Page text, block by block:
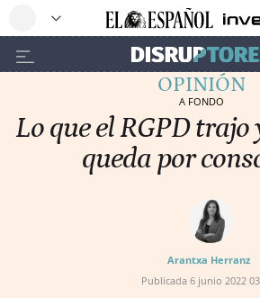
OPINIÓN
A FONDO
Lo que el RGPD trajo
queda por
Arantxa Herranz
Publicada 6 junio 2022